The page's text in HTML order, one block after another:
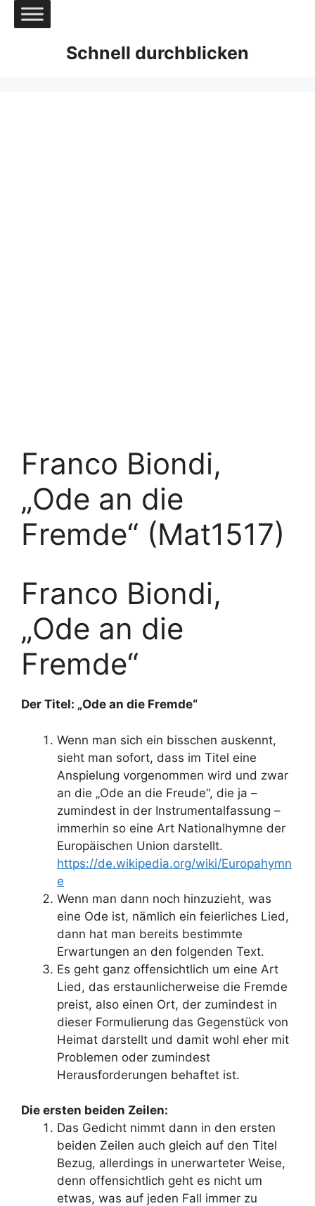
Zum
Inhalt
Schnell durchblicken
Franco Biondi,
„Ode an die
Fremde“ (Mat1517)
Franco Biondi,
„Ode an die
Fremde“
Der Titel: „Ode an die Fremde“
Wenn man sich ein bisschen auskennt,
sieht man sofort, dass im Titel eine
Anspielung vorgenommen wird und zwar
an die „Ode an die Freude“, die ja –
zumindest in der Instrumentalfassung –
immerhin so eine Art Nationalhymne der
Europäischen Union darstellt.
https://de.wikipedia.org/wiki/Europahymn
e
Wenn man dann noch hinzuzieht, was
eine Ode ist, nämlich ein feierliches Lied,
dann hat man bereits bestimmte
Erwartungen an den folgenden Text.
Es geht ganz offensichtlich um eine Art
Lied, das erstaunlicherweise die Fremde
preist, also einen Ort, der zumindest in
dieser Formulierung das Gegenstück von
Heimat darstellt und damit wohl eher mit
Problemen oder zumindest
Herausforderungen behaftet ist.
Die ersten beiden Zeilen:
Das Gedicht nimmt dann in den ersten
beiden Zeilen auch gleich auf den Titel
Bezug, allerdings in unerwarteter Weise,
denn offensichtlich geht es nicht um
etwas, was auf jeden Fall immer zu